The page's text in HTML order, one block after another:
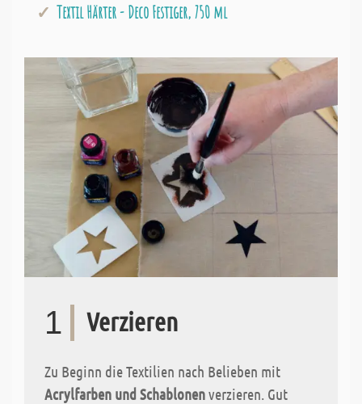
Textil Härter - Deco Festiger, 750 ml
1 Verzieren
Zu Beginn die Textilien nach Belieben mit
Acrylfarben und Schablonenverzieren. Gut